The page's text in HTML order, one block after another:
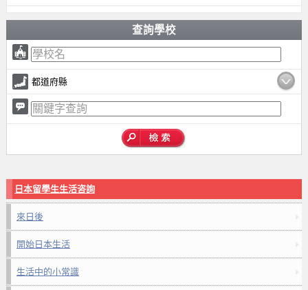
查詢學校
都道府縣
日本留學生生活咨詢
來日後
開始日本生活
生活中的小常識